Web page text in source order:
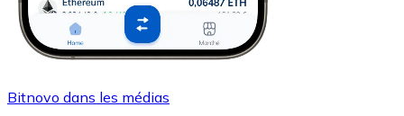
Bitnovo dans les médias